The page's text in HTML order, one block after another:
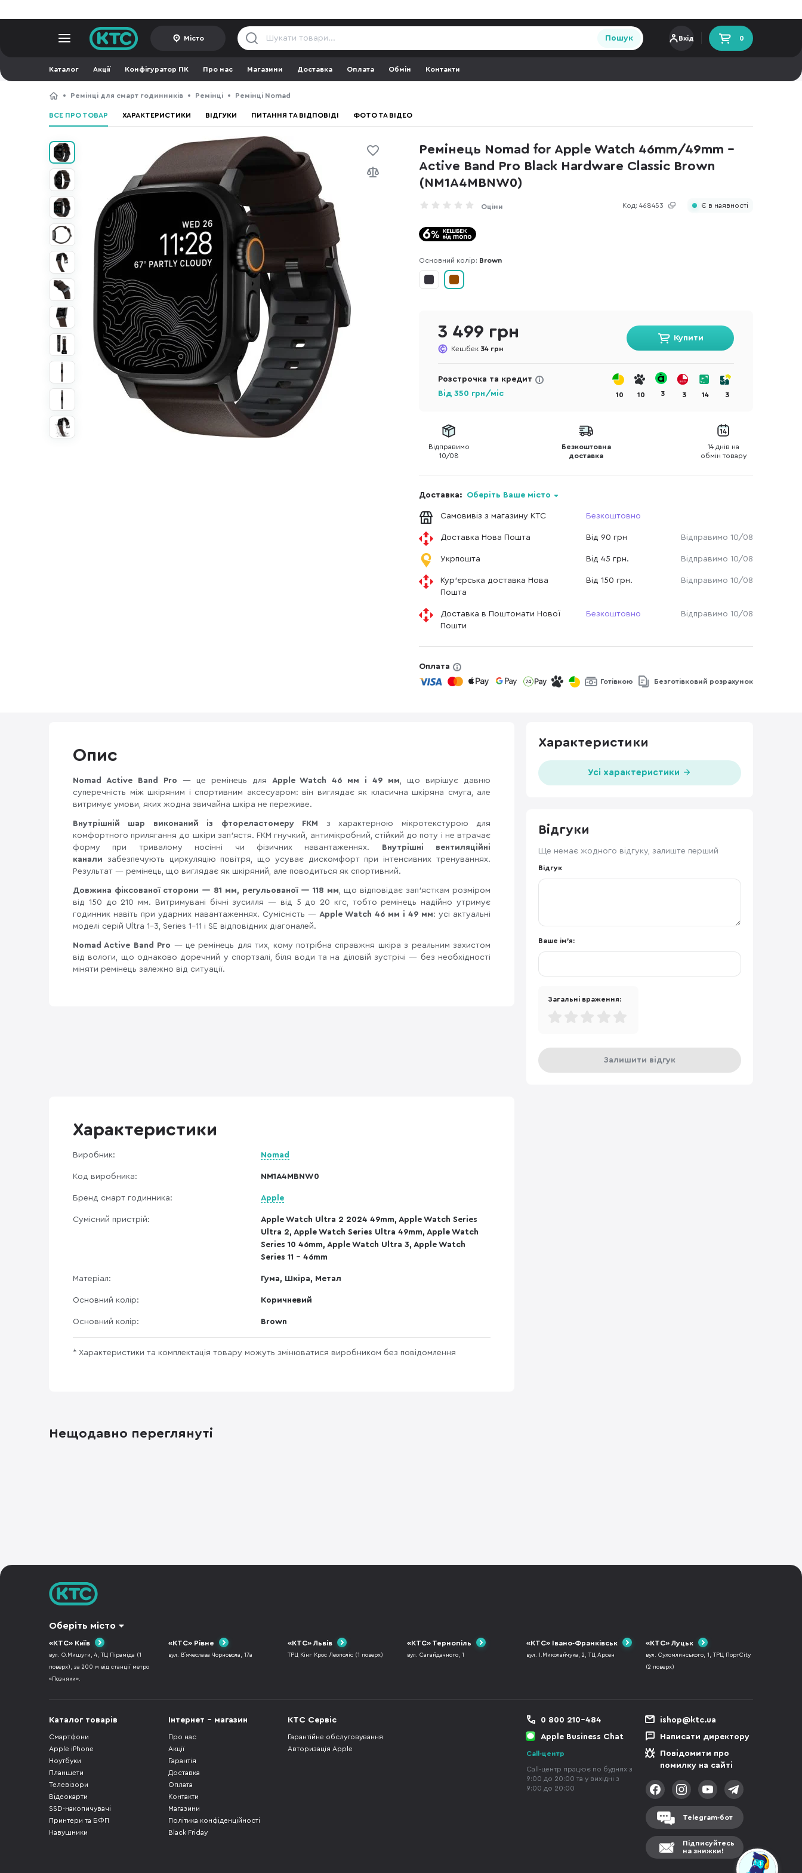
Місто Пошук Вхід 0
Каталог Акції Конфігуратор ПК Про нас Магазини Доставка Оплата Обмін Контакти
Ремінці для смарт годинників Ремінці Ремінці Nomad
ВСЕ ПРО ТОВАР ХАРАКТЕРИСТИКИ ВІДГУКИ ПИТАННЯ ТА ВІДПОВІДІ ФОТО ТА ВІДЕО
Ремінець Nomad for Apple Watch 46mm/49mm -
Active Band Pro Black Hardware Classic Brown
(NM1A4MBNW0)
Код: 468453
Оціни Є в наявності
Основний колір: Brown
3 499 грн
Кешбек 34 грн
Купити
Розстрочка та кредит
Від 350 грн/міс 10 10 3 3 14 3
Відправимо
10/08
Безкоштовна
доставка
14 днів на
обмін товару
Доставка: Оберіть Ваше місто
Самовивіз з магазину КТС Безкоштовно
Доставка Нова Пошта Від 90 грн Відправимо 10/08
Укрпошта Від 45 грн. Відправимо 10/08
Кур'єрська доставка Нова
Пошта
Від 150 грн. Відправимо 10/08
Доставка в Поштомати Нової
Пошти
Безкоштовно Відправимо 10/08
Оплата
Готівкою Безготівковий розрахунок
Опис
Nomad Active Band Pro — це ремінець для Apple Watch 46 мм і 49 мм, що вирішує давню
суперечність між шкіряним і спортивним аксесуаром: він виглядає як класична шкіряна смуга, але
витримує умови, яких жодна звичайна шкіра не переживе.
Внутрішній шар виконаний із фтореластомеру FKM з характерною мікротекстурою для
комфортного прилягання до шкіри зап'ястя. FKM гнучкий, антимікробний, стійкий до поту і не втрачає
форму при тривалому носінні чи фізичних навантаженнях. Внутрішні вентиляційні
канали забезпечують циркуляцію повітря, що усуває дискомфорт при інтенсивних тренуваннях.
Результат — ремінець, що виглядає як шкіряний, але поводиться як спортивний.
Довжина фіксованої сторони — 81 мм, регульованої — 118 мм, що відповідає зап'ясткам розміром
від 150 до 210 мм. Витримувані бічні зусилля — від 5 до 20 кгс, тобто ремінець надійно утримує
годинник навіть при ударних навантаженнях. Сумісність — Apple Watch 46 мм і 49 мм: усі актуальні
моделі серій Ultra 1–3, Series 1–11 і SE відповідних діагоналей.
Nomad Active Band Pro — це ремінець для тих, кому потрібна справжня шкіра з реальним захистом
від вологи, що однаково доречний у спортзалі, біля води та на діловій зустрічі — без необхідності
міняти ремінець залежно від ситуації.
Характеристики
Усі характеристики
Відгуки
Ще немає жодного відгуку, залиште перший
Відгук
Ваше ім'я:
Загальні враження:
Залишити відгук
Характеристики
Виробник: Nomad
Код виробника: NM1A4MBNW0
Бренд смарт годинника: Apple
Сумісний пристрій:
Apple Watch Ultra 2 2024 49mm, Apple Watch Series
Ultra 2, Apple Watch Series Ultra 49mm, Apple Watch
Series 10 46mm, Apple Watch Ultra 3, Apple Watch
Series 11 - 46mm
Матеріал: Гума, Шкіра, Метал
Основний колір: Коричневий
Основний колір: Brown
* Характеристики та комплектація товару можуть змінюватися виробником без повідомлення
Нещодавно переглянуті
Оберіть місто
«КТС» Київ
вул. О.Мишуги, 4, ТЦ Піраміда (1
поверх), за 200 м від станції метро
«Позняки».
«КТС» Рівне
вул. В`ячеслава Чорновола, 17а
«КТС» Львів
ТРЦ Кінг Крос Леополіс (1 поверх)
«КТС» Тернопіль
вул. Сагайдачного, 1
«КТС» Івано-Франківськ
вул. І.Миколайчука, 2, ТЦ Арсен
«КТС» Луцьк
вул. Сухомлинського, 1, ТРЦ ПортCity
(2 поверх)
Каталог товарів
Смартфони
Apple iPhone
Ноутбуки
Планшети
Телевізори
Відеокарти
SSD-накопичувачі
Принтери та БФП
Навушники
Інтернет - магазин
Про нас
Акції
Гарантія
Доставка
Оплата
Контакти
Магазини
Політика конфіденційності
Black Friday
КТС Сервіс
Гарантійне обслуговування
Авторизація Apple
0 800 210-484
Apple Business Chat
Call-центр
Call-центр працює по буднях з
9:00 до 20:00 та у вихідні з
9:00 до 20:00
ishop@ktc.ua
Написати директору
Повідомити про
помилку на сайті
Telegram-бот
Підписуйтесь
на знижки!